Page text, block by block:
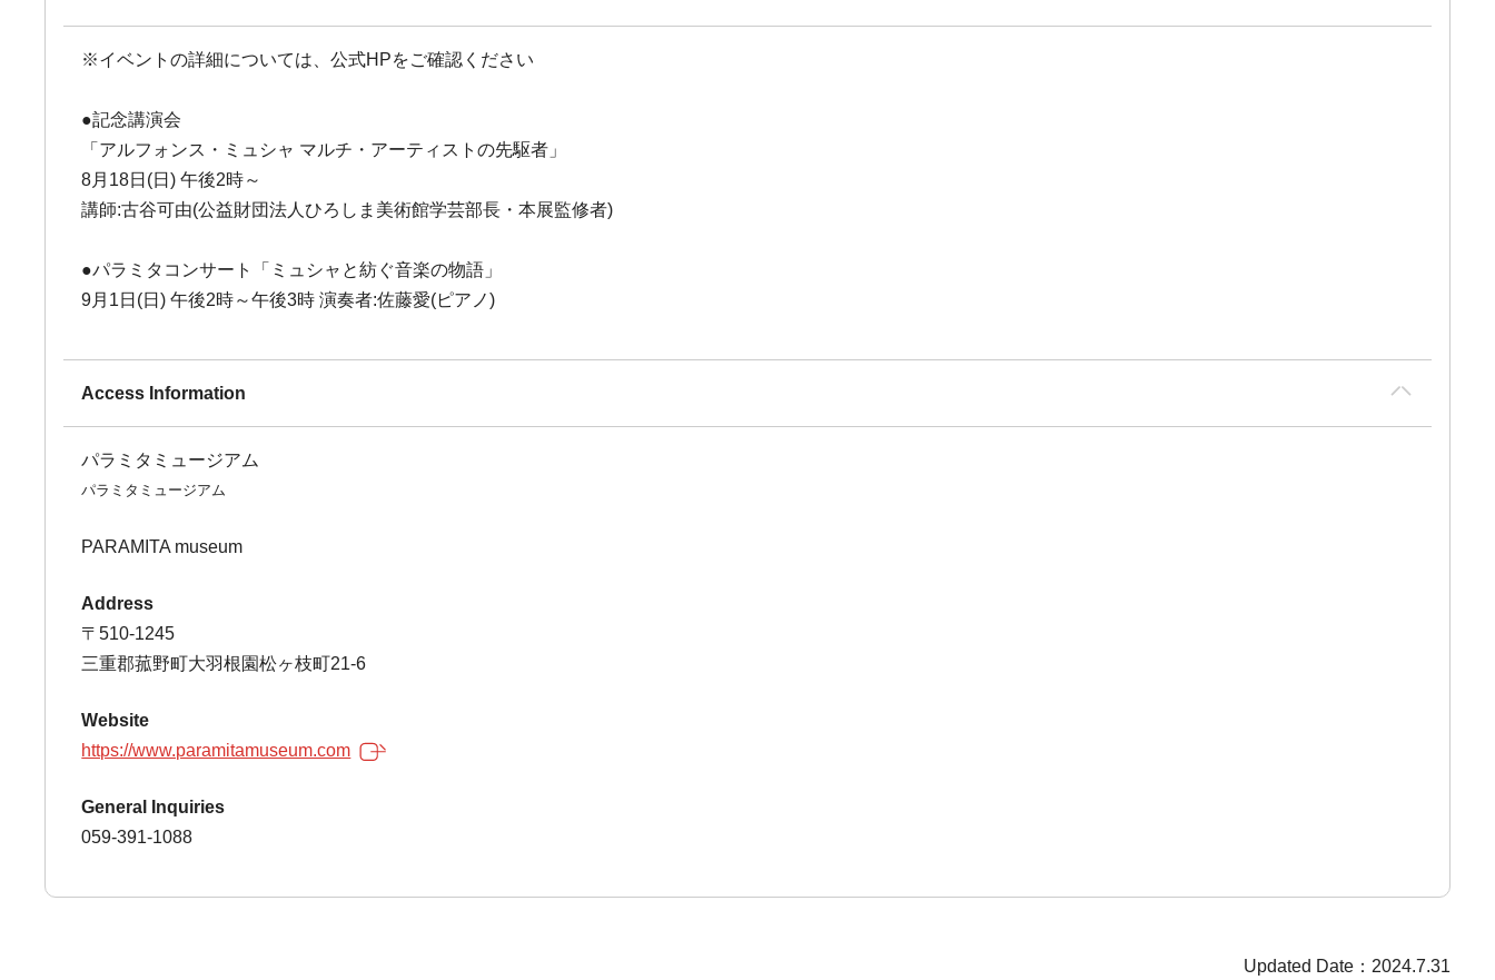
※イベントの詳細については、公式HPをご確認ください
●記念講演会
「アルフォンス・ミュシャ マルチ・アーティストの先駆者」
8月18日(日) 午後2時～
講師:古谷可由(公益財団法人ひろしま美術館学芸部長・本展監修者)
●パラミタコンサート「ミュシャと紡ぐ音楽の物語」
9月1日(日) 午後2時～午後3時 演奏者:佐藤愛(ピアノ)
Access Information
パラミタミュージアム
パラミタミュージアム
PARAMITA museum
Address
〒510-1245
三重郡菰野町大羽根園松ヶ枝町21-6
Website
https://www.paramitamuseum.com
General Inquiries
059-391-1088
Updated Date：2024.7.31